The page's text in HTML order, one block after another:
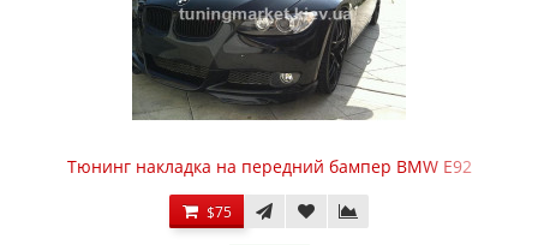
Тюнинг накладка на передний бампер BMW E92
$75